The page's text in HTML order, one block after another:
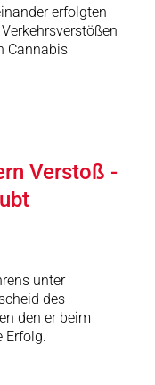
erfolgten
Cannabis
Verstoß -
unter
des
den er beim
Erfolg.